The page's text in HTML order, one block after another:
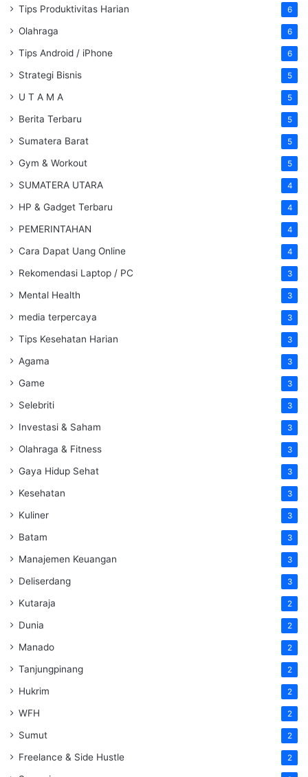
Tips Produktivitas Harian 6
Olahraga 6
Tips Android / iPhone 6
Strategi Bisnis 5
U T A M A 5
Berita Terbaru 5
Sumatera Barat 5
Gym & Workout 5
SUMATERA UTARA 4
HP & Gadget Terbaru 4
PEMERINTAHAN 4
Cara Dapat Uang Online 4
Rekomendasi Laptop / PC 3
Mental Health 3
media terpercaya 3
Tips Kesehatan Harian 3
Agama 3
Game 3
Selebriti 3
Investasi & Saham 3
Olahraga & Fitness 3
Gaya Hidup Sehat 3
Kesehatan 3
Kuliner 3
Batam 3
Manajemen Keuangan 3
Deliserdang 3
Kutaraja 2
Dunia 2
Manado 2
Tanjungpinang 2
Hukrim 2
WFH 2
Sumut 2
Freelance & Side Hustle 2